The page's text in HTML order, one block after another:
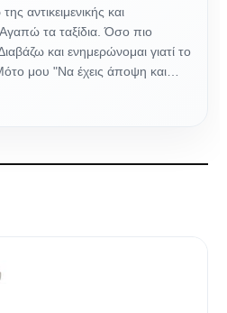
αντικειμενικής και
τα ταξίδια. Όσο πιο
και ενημερώνομαι γιατί το
μου "Να έχεις άποψη και…